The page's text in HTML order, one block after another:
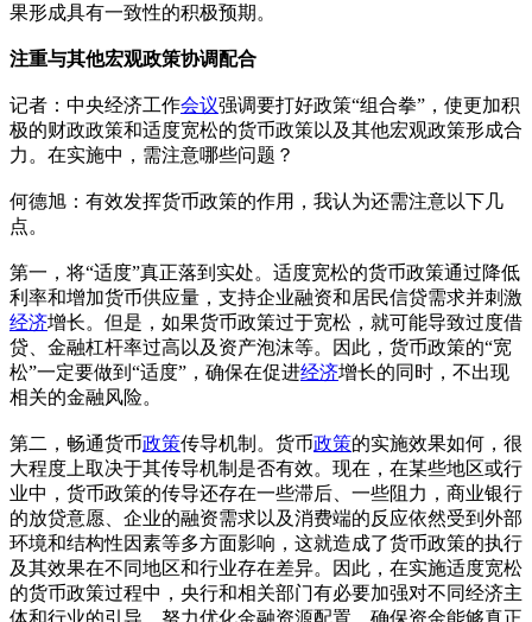
果形成具有一致性的积极预期。
注重与其他宏观政策协调配合
记者：中央经济工作会议强调要打好政策“组合拳”，使更加积
极的财政政策和适度宽松的货币政策以及其他宏观政策形成合
力。在实施中，需注意哪些问题？
何德旭：有效发挥货币政策的作用，我认为还需注意以下几
点。
第一，将“适度”真正落到实处。适度宽松的货币政策通过降低
利率和增加货币供应量，支持企业融资和居民信贷需求并刺激
经济增长。但是，如果货币政策过于宽松，就可能导致过度借
贷、金融杠杆率过高以及资产泡沫等。因此，货币政策的“宽
松”一定要做到“适度”，确保在促进经济增长的同时，不出现
相关的金融风险。
第二，畅通货币政策传导机制。货币政策的实施效果如何，很
大程度上取决于其传导机制是否有效。现在，在某些地区或行
业中，货币政策的传导还存在一些滞后、一些阻力，商业银行
的放贷意愿、企业的融资需求以及消费端的反应依然受到外部
环境和结构性因素等多方面影响，这就造成了货币政策的执行
及其效果在不同地区和行业存在差异。因此，在实施适度宽松
的货币政策过程中，央行和相关部门有必要加强对不同经济主
体和行业的引导，努力优化金融资源配置，确保资金能够真正